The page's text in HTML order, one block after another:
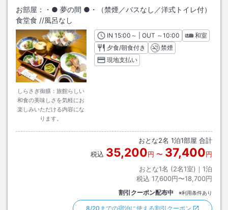
お部屋：
・● 夢の間 ●・（禁煙／バスなし／洋式トイレ付）
食堂食 //風呂なし
しらさぎ御膳：旅館らしい
和食の美味しさを気軽にお
楽しみいただける内容にな
ります。
INチェックイン
15:00 ～ | OUT チェックアウト
～10:00
和室
夕食/朝食付き
禁煙
現地支払い
おとな2名 1泊1部屋 合計
税込 35,200円 〜 37,400円
おとな1名 (2名1室)｜ 1泊
税込 17,600円〜18,700円
割引クーポン配布中 ※利用条件あり
8/20までの宿泊に使える割引クーポン